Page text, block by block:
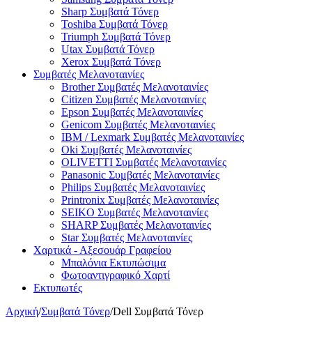
Sharp Συμβατά Τόνερ
Toshiba Συμβατά Τόνερ
Triumph Συμβατά Τόνερ
Utax Συμβατά Τόνερ
Xerox Συμβατά Τόνερ
Συμβατές Μελανοταινίες
Brother Συμβατές Μελανοταινίες
Citizen Συμβατές Μελανοταινίες
Epson Συμβατές Μελανοταινίες
Genicom Συμβατές Μελανοταινίες
IBM / Lexmark Συμβατές Μελανοταινίες
Oki Συμβατές Μελανοταινίες
OLIVETTI Συμβατές Μελανοταινίες
Panasonic Συμβατές Μελανοταινίες
Philips Συμβατές Μελανοταινίες
Printronix Συμβατές Μελανοταινίες
SEIKO Συμβατές Μελανοταινίες
SHARP Συμβατές Μελανοταινίες
Star Συμβατές Μελανοταινίες
Χαρτικά - Αξεσουάρ Γραφείου
Μπαλόνια Εκτυπώσιμα
Φωτοαντιγραφικό Χαρτί
Εκτυπωτές
Αρχική/Συμβατά Τόνερ/Dell Συμβατά Τόνερ